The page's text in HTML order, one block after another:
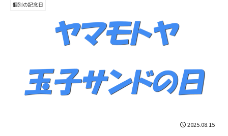
個別の記念日
2025.08.15